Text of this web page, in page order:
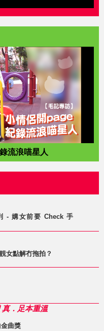
流浪喵星人
- 媾女前要 Check 手
女點解冇拖拍？
．足本重溫
曲獎